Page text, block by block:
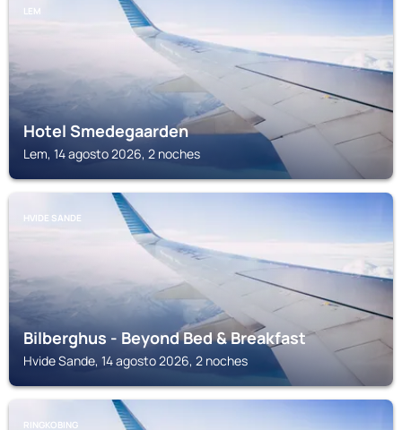
LEM
Hotel Smedegaarden
Lem, 14 agosto 2026, 2 noches
HVIDE SANDE
Bilberghus - Beyond Bed & Breakfast
Hvide Sande, 14 agosto 2026, 2 noches
RINGKOBING